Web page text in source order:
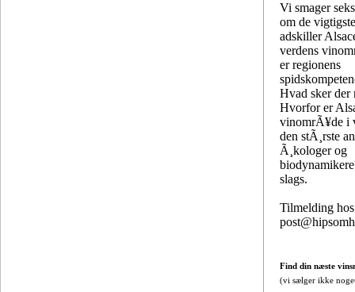
Vi smager
om de
adskiller
verdens
er regionens
Hvad sker der
Hvorfor er
vinomrÃ¥de i
den stÃ¸rste
Ã¸kologer og
slags.
Tilmelding
Find din næste
(vi sælger ikke